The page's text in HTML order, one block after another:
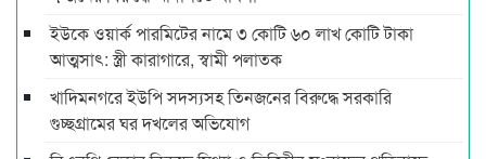
ইউকে ওয়ার্ক পারমিটের নামে ৩ কোটি ৬০ লাখ কোটি টাকা
আত্মসাৎ: স্ত্রী কারাগারে, স্বামী পলাতক
খাদিমনগরে ইউপি সদস্যসহ তিনজনের বিরুদ্ধে সরকারি
গুচ্ছগ্রামের ঘর দখলের অভিযোগ